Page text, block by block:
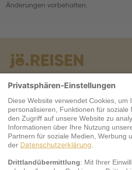
Änderungen vorbehalten.
Warum jö?
Service
jö Bonus Club Partner